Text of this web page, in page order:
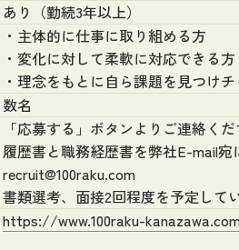
あり（勤続3年以上）
・主体的に仕事に取り組める方
・変化に対して柔軟に対応できる方
・理念をもとに自ら課題を見つけ
数名
「応募する」ボタンよりご連絡くだ
履歴書と職務経歴書を弊社E-mail
recruit@100raku.com
書類選考、面接2回程度を予定して
https://www.100raku-